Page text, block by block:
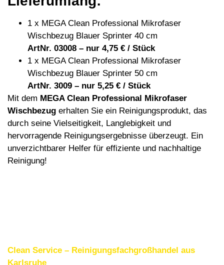
1 x MEGA Clean Professional Mikrofaser
Wischbezug Blauer Sprinter 40 cm
ArtNr. 03008 – nur 4,75 € / Stück
1 x MEGA Clean Professional Mikrofaser
Wischbezug Blauer Sprinter 50 cm
ArtNr. 3009 – nur 5,25 € / Stück
Mit dem MEGA Clean Professional Mikrofaser
Wischbezug erhalten Sie ein Reinigungsprodukt, das
durch seine Vielseitigkeit, Langlebigkeit und
hervorragende Reinigungsergebnisse überzeugt. Ein
unverzichtbarer Helfer für effiziente und nachhaltige
Reinigung!
Clean Service – Reinigungsfachgroßhandel aus
Karlsruhe